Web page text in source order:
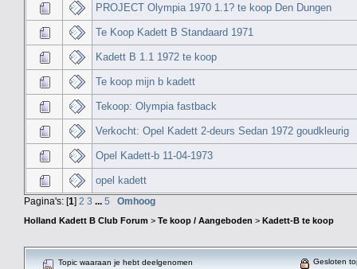
PROJECT Olympia 1970 1.1? te koop Den Dungen
Te Koop Kadett B Standaard 1971
Kadett B 1.1 1972 te koop
Te koop mijn b kadett
Tekoop: Olympia fastback
Verkocht: Opel Kadett 2-deurs Sedan 1972 goudkleurig
Opel Kadett-b 11-04-1973
opel kadett
Pagina's: [1] 2 3 ... 5 Omhoog
Holland Kadett B Club Forum > Te koop / Aangeboden > Kadett-B te koop
Topic waaraan je hebt deelgenomen
Gesloten